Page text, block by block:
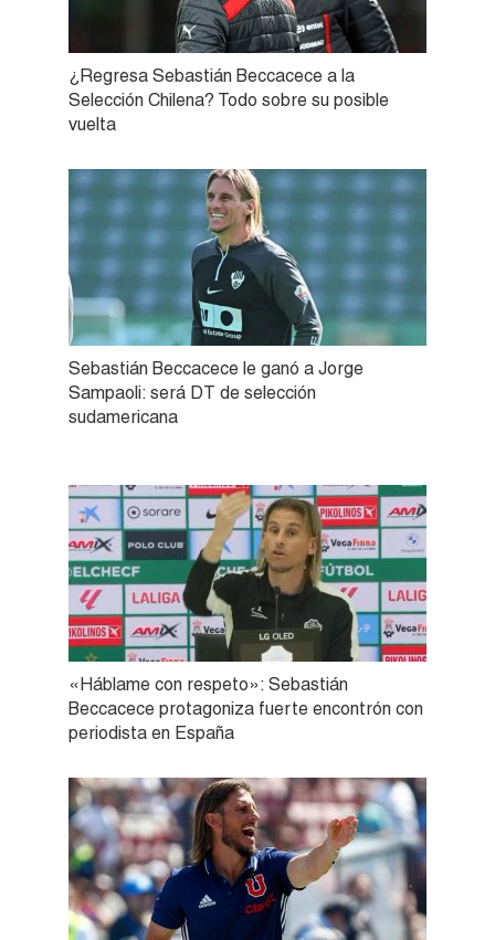
¿Regresa Sebastián Beccacece a la
Selección Chilena? Todo sobre su posible
vuelta
Sebastián Beccacece le ganó a Jorge
Sampaoli: será DT de selección
sudamericana
«Háblame con respeto»: Sebastián
Beccacece protagoniza fuerte encontrón con
periodista en España